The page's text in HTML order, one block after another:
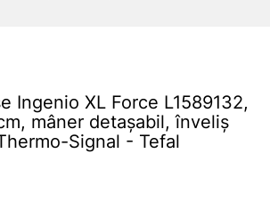
Ingenio XL Force L1589132,
mâner detașabil, înveliș
Signal - Tefal